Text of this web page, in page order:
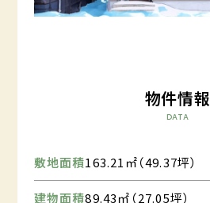
物件情報
DATA
敷地面積163.21㎡（49.37坪）
建物面積89.43㎡（27.05坪）